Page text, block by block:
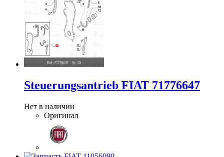
Steuerungsantrieb FIAT 71776647
Нет в наличии
Оригинал